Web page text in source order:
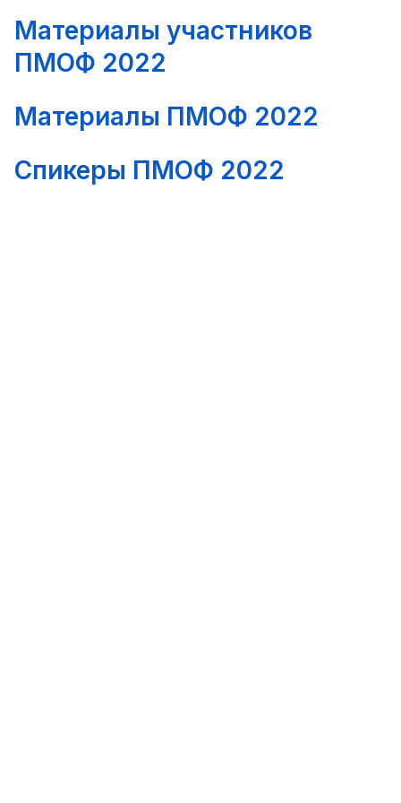
Материалы участников
ПМОФ 2022
Материалы ПМОФ 2022
Спикеры ПМОФ 2022